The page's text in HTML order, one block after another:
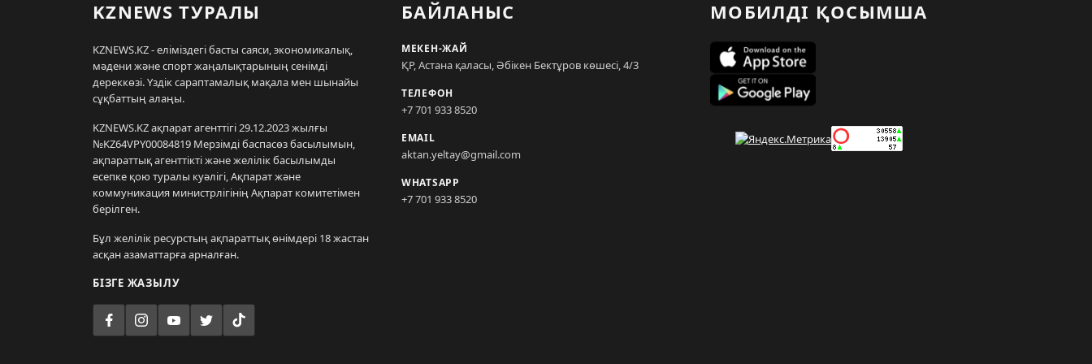
KZNEWS ТУРАЛЫ
KZNEWS.KZ - еліміздегі басты саяси, экономикалық,
мәдени және спорт жаңалықтарының сенімді
дереккөзі. Үздік сараптамалық мақала мен шынайы
сұқбаттың алаңы.
KZNEWS.KZ ақпарат агенттігі 29.12.2023 жылғы
№KZ64VPY00084819 Мерзімді баспасөз басылымын,
ақпараттық агенттікті және желілік басылымды
есепке қою туралы куәлігі, Ақпарат және
коммуникация министрлігінің Ақпарат комитетімен
берілген.
Бұл желілік ресурстың ақпараттық өнімдері 18 жастан
асқан азаматтарға арналған.
БІЗГЕ ЖАЗЫЛУ
БАЙЛАНЫС
МЕКЕН-ЖАЙ
ҚР, Астана қаласы, Әбікен Бектұров көшесі, 4/3
ТЕЛЕФОН
+7 701 933 8520
EMAIL
aktan.yeltay@gmail.com
WHATSAPP
+7 701 933 8520
МОБИЛДІ ҚОСЫМША